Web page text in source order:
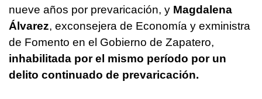
nueve años por prevaricación, y Magdalena
Álvarez, exconsejera de Economía y exministra
de Fomento en el Gobierno de Zapatero,
inhabilitada por el mismo período por un
delito continuado de prevaricación.